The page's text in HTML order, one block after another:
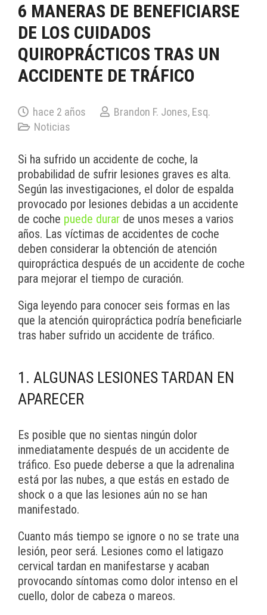
6 MANERAS DE BENEFICIARSE
DE LOS CUIDADOS
QUIROPRÁCTICOS TRAS UN
ACCIDENTE DE TRÁFICO
hace 2 años
Brandon F. Jones, Esq.
Noticias
Si ha sufrido un accidente de coche, la
probabilidad de sufrir lesiones graves es alta.
Según las investigaciones, el dolor de espalda
provocado por lesiones debidas a un accidente
de coche puede durar de unos meses a varios
años. Las víctimas de accidentes de coche
deben considerar la obtención de atención
quiropráctica después de un accidente de coche
para mejorar el tiempo de curación.
Siga leyendo para conocer seis formas en las
que la atención quiropráctica podría beneficiarle
tras haber sufrido un accidente de tráfico.
1. ALGUNAS LESIONES TARDAN EN
APARECER
Es posible que no sientas ningún dolor
inmediatamente después de un accidente de
tráfico. Eso puede deberse a que la adrenalina
está por las nubes, a que estás en estado de
shock o a que las lesiones aún no se han
manifestado.
Cuanto más tiempo se ignore o no se trate una
lesión, peor será. Lesiones como el latigazo
cervical tardan en manifestarse y acaban
provocando síntomas como dolor intenso en el
cuello, dolor de cabeza o mareos.